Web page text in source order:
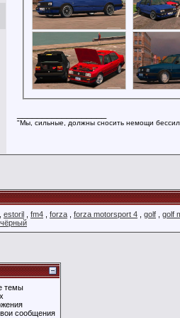
"Мы, сильные, должны сносить немощи
estoril fm4 forza forza motorsport 4 golf
golf
чёрный
темы
сообщения